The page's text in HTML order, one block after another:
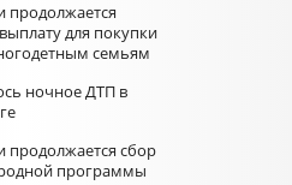
продолжается
для покупки
семьям
ночное ДТП в
продолжается сбор
программы